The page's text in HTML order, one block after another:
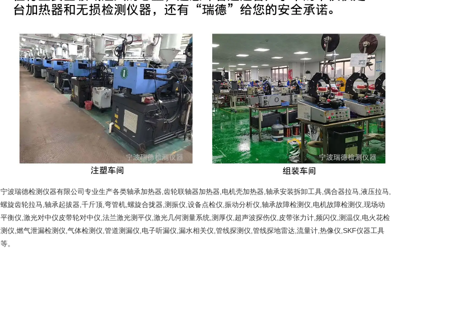
宁波瑞德检测仪器有限公司专业生产各类轴承加热器,齿轮联轴器加热器,电机壳加热器,轴承安装拆卸工具,偶合器拉马,液压拉马,
螺旋齿轮拉马,轴承起拔器,千斤顶,弯管机,螺旋合拢器,测振仪,设备点检仪,振动分析仪,轴承故障检测仪,电机故障检测仪,现场动
平衡仪,激光对中仪皮带轮对中仪,法兰激光测平仪,激光几何测量系统,测厚仪,超声波探伤仪,皮带张力计,频闪仪,测温仪,电火花检
测仪,燃气泄漏检测仪,气体检测仪,管道测漏仪,电子听漏仪,漏水相关仪,管线探测仪,管线探地雷达,流量计,热像仪,SKF仪器工具
等。